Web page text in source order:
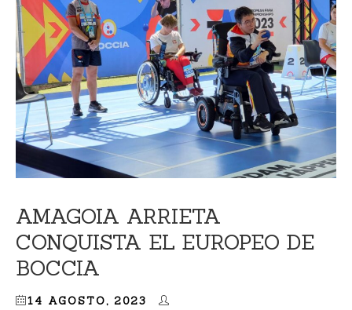
AMAGOIA ARRIETA
CONQUISTA EL EUROPEO DE
BOCCIA
14 AGOSTO, 2023